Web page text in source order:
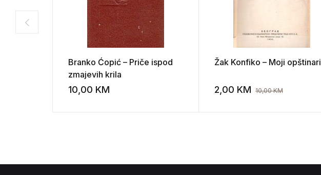
Branko Ćopić – Priče ispod
zmajevih krila
10,00 KM Add to wishlist
Žak Konfiko – Moji opštinari
2,00 KM 10,00KM